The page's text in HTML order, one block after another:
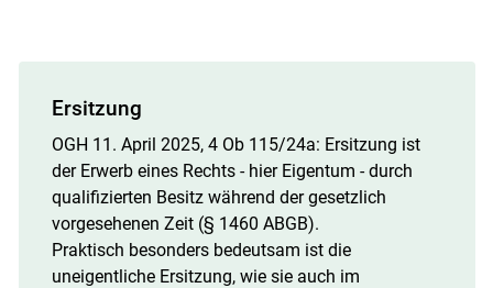
Ersitzung
OGH 11. April 2025, 4 Ob 115/​24a: Ersitzung ist
der Erwerb eines Rechts - hier Eigentum - durch
qualifizierten Besitz während der gesetzlich
vorgesehenen Zeit (§ 1460 ABGB).
Praktisch besonders bedeutsam ist die
uneigentliche Ersitzung, wie sie auch im